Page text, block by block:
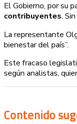
El Gobierno, por su
contribuyentes.
La representante
bienestar del país”.
Este fracaso
según analistas,
Contenido